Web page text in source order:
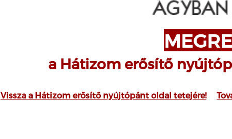
a Hátizom erősítő
Vissza a Hátizom erősítő nyújtópánt oldal tetejére!